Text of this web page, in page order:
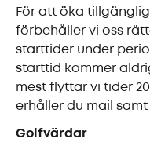
För att öka
förbehåller vi oss
starttider under
starttid kommer
mest flyttar vi tider
erhåller du mail
Golfvärdar